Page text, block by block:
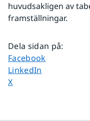
huvudsakligen av
framställningar.
Dela sidan på:
Dela sidan på
Facebook
Dela sidan på
LinkedIn
Dela sidan på
X